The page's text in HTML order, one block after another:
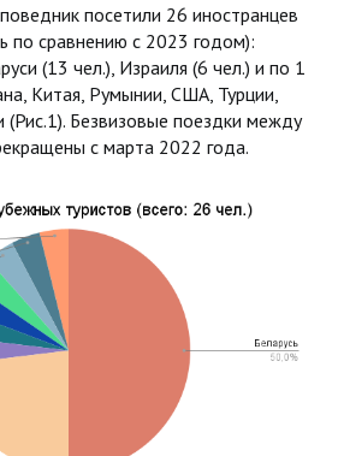
посетили 26 иностранцев
по сравнению с 2023 годом):
(13 чел.), Израиля (6 чел.) и по 1
Китая, Румынии, США, Турции,
Безвизовые поездки между
с марта 2022 года.